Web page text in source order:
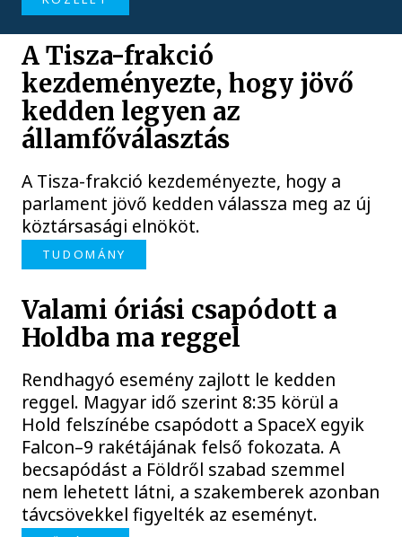
A Tisza-frakció
kezdeményezte, hogy jövő
kedden legyen az
államfőválasztás
A Tisza-frakció kezdeményezte, hogy a
parlament jövő kedden válassza meg az új
köztársasági elnököt.
TUDOMÁNY
Valami óriási csapódott a
Holdba ma reggel
Rendhagyó esemény zajlott le kedden
reggel. Magyar idő szerint 8:35 körül a
Hold felszínébe csapódott a SpaceX egyik
Falcon–9 rakétájának felső fokozata. A
becsapódást a Földről szabad szemmel
nem lehetett látni, a szakemberek azonban
távcsövekkel figyelték az eseményt.